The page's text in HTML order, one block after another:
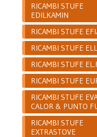
RICAMBI STUFE
EDILKAMIN
RICAMBI STUFE
RICAMBI STUFE
RICAMBI STUFE
RICAMBI STUFE
RICAMBI STUFE
CALOR & PUNTO
RICAMBI STUFE
EXTRASTOVE